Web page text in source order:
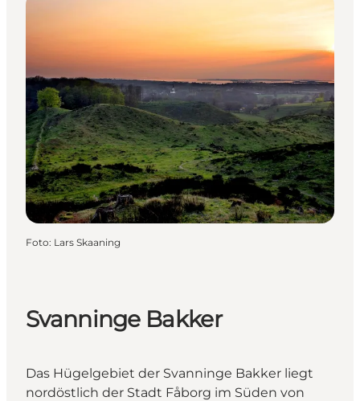
Foto: Lars Skaaning
Svanninge Bakker
Das Hügelgebiet der Svanninge Bakker liegt
nordöstlich der Stadt Fåborg im Süden von